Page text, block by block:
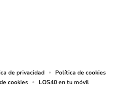
de privacidad
Política de cookies
cookies
LOS40 en tu móvil